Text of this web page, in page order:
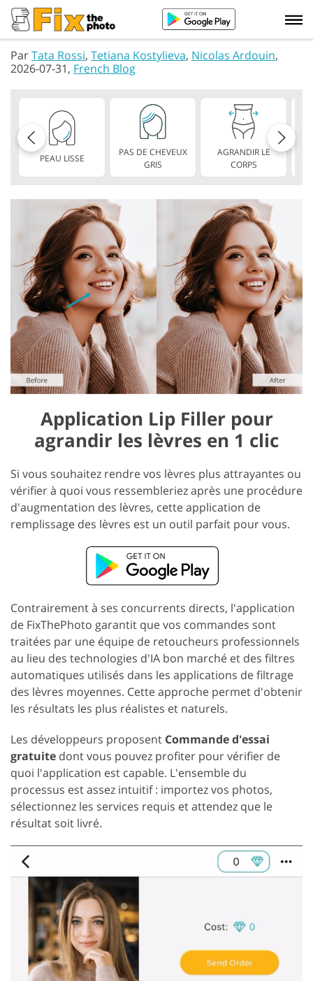
ParTata Rossi, Tetiana Kostylieva, Nicolas Ardouin,
2026-07-31, French Blog
PEAU LISSE
PAS DE CHEVEUX
GRIS
AGRANDIR LE
CORPS
Application Lip Filler pour
agrandir les lèvres en 1 clic
Si vous souhaitez rendre vos lèvres plus attrayantes ou
vérifier à quoi vous ressembleriez après une procédure
d'augmentation des lèvres, cette application de
remplissage des lèvres est un outil parfait pour vous.
Contrairement à ses concurrents directs, l'application
de FixThePhoto garantit que vos commandes sont
traitées par une équipe de retoucheurs professionnels
au lieu des technologies d'IA bon marché et des filtres
automatiques utilisés dans les applications de filtrage
des lèvres moyennes. Cette approche permet d'obtenir
les résultats les plus réalistes et naturels.
Les développeurs proposent Commande d'essai
gratuite dont vous pouvez profiter pour vérifier de
quoi l'application est capable. L'ensemble du
processus est assez intuitif : importez vos photos,
sélectionnez les services requis et attendez que le
résultat soit livré.